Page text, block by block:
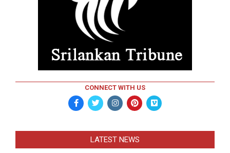
CONNECT WITH US
LATEST NEWS